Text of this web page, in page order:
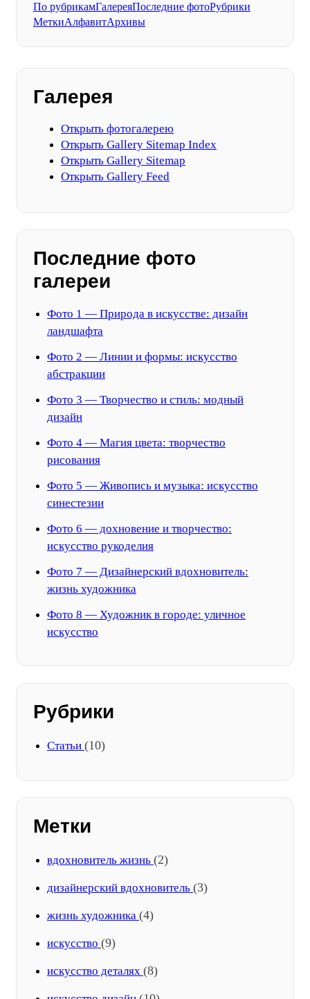
По рубрикамГалереяПоследние фотоРубрики
МеткиАлфавитАрхивы
Галерея
Открыть фотогалерею
Открыть Gallery Sitemap Index
Открыть Gallery Sitemap
Открыть Gallery Feed
Последние фото
галереи
Фото 1 — Природа в искусстве: дизайн
ландшафта
Фото 2 — Линии и формы: искусство
абстракции
Фото 3 — Творчество и стиль: модный
дизайн
Фото 4 — Магия цвета: творчество
рисования
Фото 5 — Живопись и музыка: искусство
синестезии
Фото 6 — дохновение и творчество:
искусство рукоделия
Фото 7 — Дизайнерский вдохновитель:
жизнь художника
Фото 8 — Художник в городе: уличное
искусство
Рубрики
Статьи (10)
Метки
вдохновитель жизнь (2)
дизайнерский вдохновитель (3)
жизнь художника (4)
искусство (9)
искусство деталях (8)